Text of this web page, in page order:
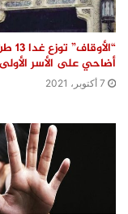
أضاحي على الأسر الأولى
7 أكتوبر، 2021